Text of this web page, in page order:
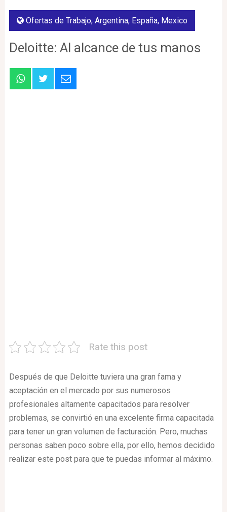
Ofertas de Trabajo, Argentina, España, Mexico
Deloitte: Al alcance de tus manos
Rate this post
Después de que Deloitte tuviera una gran fama y
aceptación en el mercado por sus numerosos
profesionales altamente capacitados para resolver
problemas, se convirtió en una excelente firma capacitada
para tener un gran volumen de facturación. Pero, muchas
personas saben poco sobre ella, por ello, hemos decidido
realizar este post para que te puedas informar al máximo.